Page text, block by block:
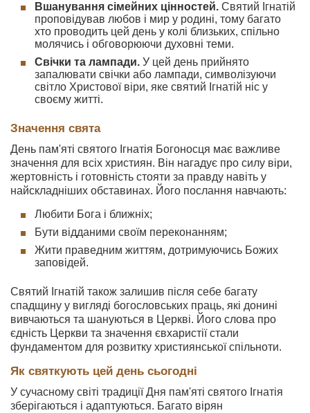
Вшанування сімейних цінностей. Святий Ігнатій
проповідував любов і мир у родині, тому багато
хто проводить цей день у колі близьких, спільно
молячись і обговорюючи духовні теми.
Свічки та лампади. У цей день прийнято
запалювати свічки або лампади, символізуючи
світло Христової віри, яке святий Ігнатій ніс у
своєму житті.
Значення свята
День пам'яті святого Ігнатія Богоносця має важливе
значення для всіх християн. Він нагадує про силу віри,
жертовність і готовність стояти за правду навіть у
найскладніших обставинах. Його послання навчають:
Любити Бога і ближніх;
Бути відданими своїм переконанням;
Жити праведним життям, дотримуючись Божих
заповідей.
Святий Ігнатій також залишив після себе багату
спадщину у вигляді богословських праць, які донині
вивчаються та шануються в Церкві. Його слова про
єдність Церкви та значення євхаристії стали
фундаментом для розвитку християнської спільноти.
Як святкують цей день сьогодні
У сучасному світі традиції Дня пам'яті святого Ігнатія
зберігаються і адаптуються. Багато вірян